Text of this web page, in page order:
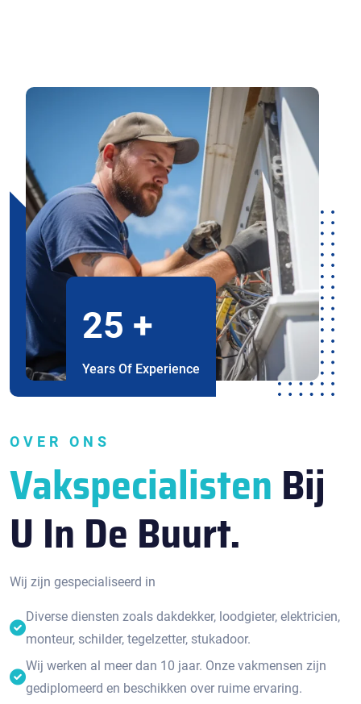
25 +
Years Of Experience
OVER ONS
Vakspecialisten Bij
U In De Buurt.
Wij zijn gespecialiseerd in
Diverse diensten zoals dakdekker, loodgieter, elektricien,
monteur, schilder, tegelzetter, stukadoor.
Wij werken al meer dan 10 jaar. Onze vakmensen zijn
gediplomeerd en beschikken over ruime ervaring.